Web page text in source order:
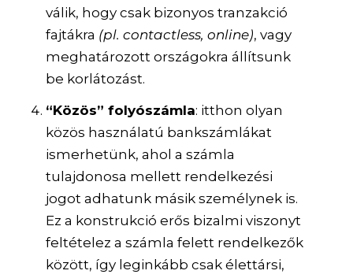
válik, hogy csak bizonyos tranzakció
fajtákra (pl. contactless, online), vagy
meghatározott országokra állítsunk
be korlátozást.
“Közös” folyószámla: itthon olyan
közös használatú bankszámlákat
ismerhetünk, ahol a számla
tulajdonosa mellett rendelkezési
jogot adhatunk másik személynek is.
Ez a konstrukció erős bizalmi viszonyt
feltételez a számla felett rendelkezők
között, így leginkább csak élettársi,